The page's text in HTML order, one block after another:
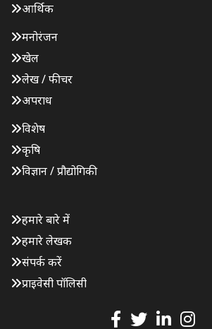
आर्थिक
मनोरंजन
खेल
लेख / फीचर
अपराध
विशेष
कृषि
विज्ञान / प्रौद्योगिकी
हमारे बारे में
हमारे लेखक
संपर्क करें
प्राइवेसी पॉलिसी